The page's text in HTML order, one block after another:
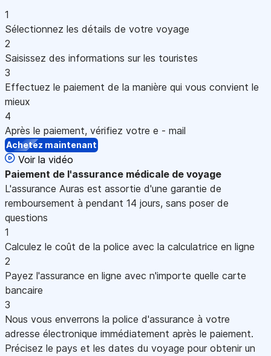
1
Sélectionnez les détails de votre voyage
2
Saisissez des informations sur les touristes
3
Effectuez le paiement de la manière qui vous convient le
mieux
4
Après le paiement, vérifiez votre e - mail
Achetez maintenant
Voir la vidéo
Paiement de l'assurance médicale de voyage
L'assurance Auras est assortie d'une garantie de
remboursement à pendant 14 jours, sans poser de
questions
1
Calculez le coût de la police avec la calculatrice en ligne
2
Payez l'assurance en ligne avec n'importe quelle carte
bancaire
3
Nous vous enverrons la police d'assurance à votre
adresse électronique immédiatement après le paiement.
Précisez le pays et les dates du voyage pour obtenir un